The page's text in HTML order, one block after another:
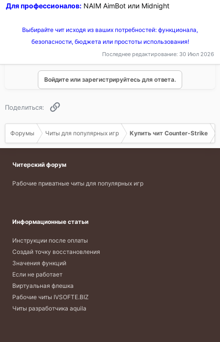
Для профессионалов: NAIM AimBot или Midnight
Выбирайте чит исходя из ваших потребностей: функционала,
безопасности, бюджета или простоты использования!
Последнее редактирование: 30 Июл 2026
Войдите или зарегистрируйтесь для ответа.
Поделиться:
Форумы Читы для популярных игр Купить чит Counter-Strike
Читерский форум
Рабочие приватные читы для популярных игр
Информационные статьи
Инструкции после оплаты
Создай точку восстановления
Значения функций
Если не работает
Виртуальная флешка
Рабочие читы IVSOFTE.BIZ
Читы разработчика aquila